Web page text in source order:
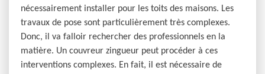
nécessairement installer pour les toits des maisons. Les
travaux de pose sont particulièrement très complexes.
Donc, il va falloir rechercher des professionnels en la
matière. Un couvreur zingueur peut procéder à ces
interventions complexes. En fait, il est nécessaire de